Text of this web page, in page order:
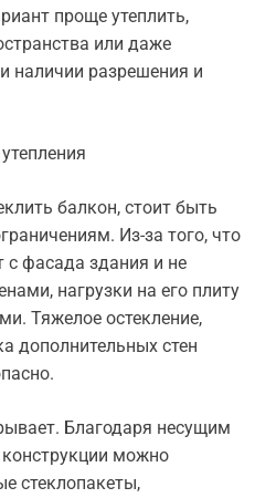
проще утеплить,
или даже
наличии разрешения и
балкон, стоит быть
Из-за того, что
с фасада здания и не
нагрузки на его плиту
Тяжелое остекление,
дополнительных стен
Благодаря несущим
можно
стеклопакеты,